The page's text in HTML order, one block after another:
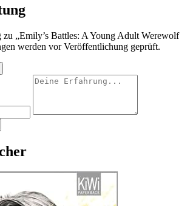
zu „Emily’s Battles: A Young Adult Werewolf
werden vor Veröffentlichung geprüft.